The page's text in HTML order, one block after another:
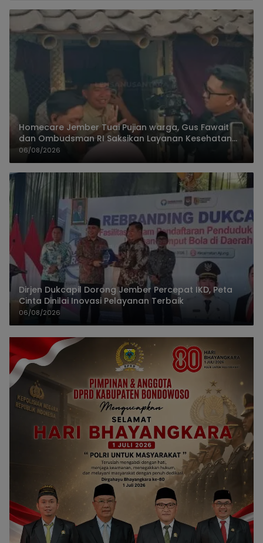
Homecare Jember Tuai Pujian warga, Gus Fawait
dan Ombudsman RI Saksikan Layanan Kesehatan
Rumah Pasien
06/08/2026
Dirjen Dukcapil Dorong Jember Percepat IKD, Peta
Cinta Dinilai Inovasi Pelayanan Terbaik
06/08/2026